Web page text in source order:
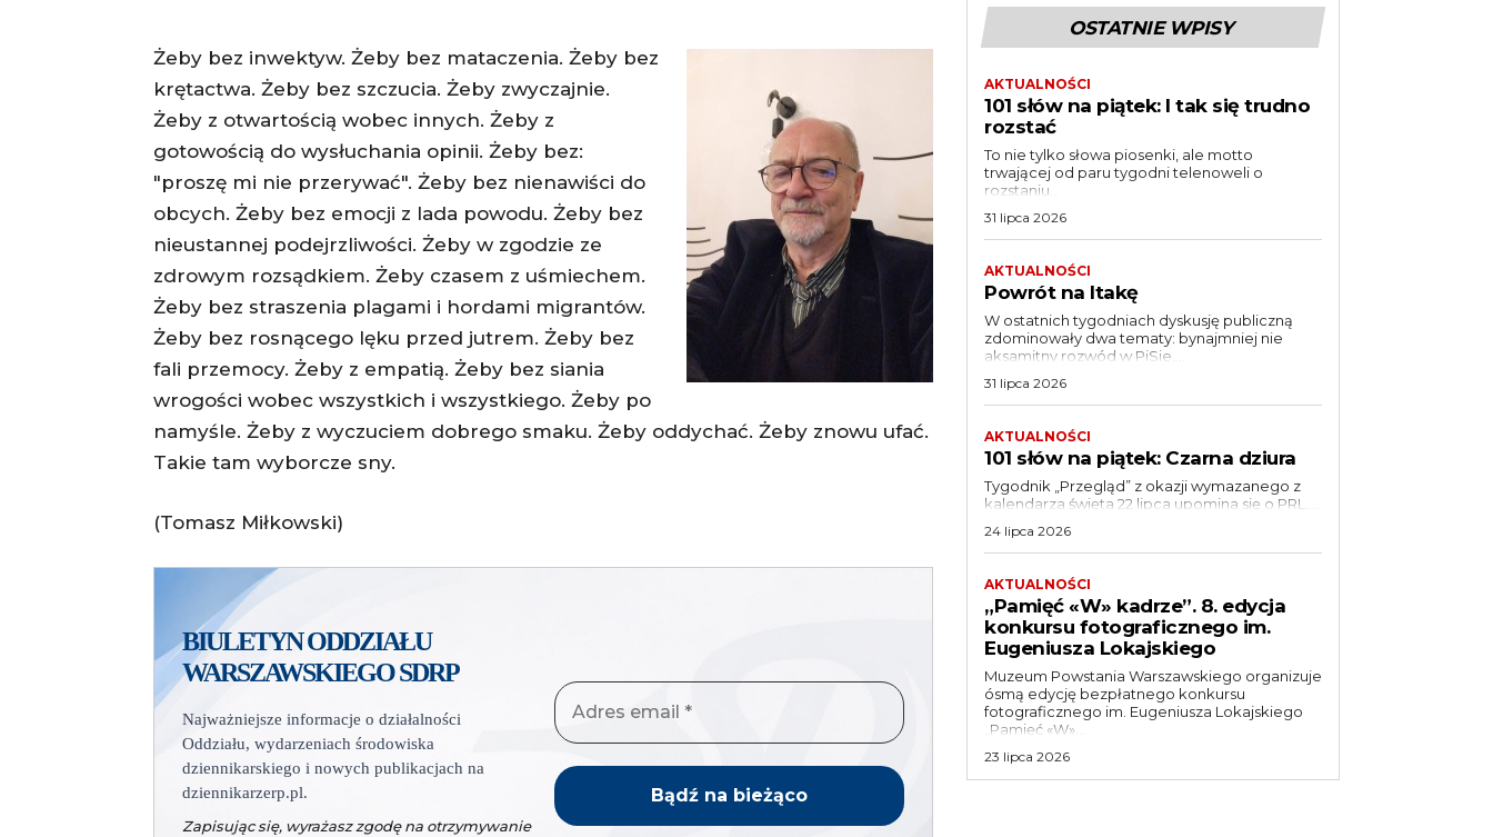
Żeby bez inwektyw. Żeby bez mataczenia. Żeby bez
krętactwa. Żeby bez szczucia. Żeby zwyczajnie.
Żeby z otwartością wobec innych. Żeby z
gotowością do wysłuchania opinii. Żeby bez:
"proszę mi nie przerywać". Żeby bez nienawiści do
obcych. Żeby bez emocji z lada powodu. Żeby bez
nieustannej podejrzliwości. Żeby w zgodzie ze
zdrowym rozsądkiem. Żeby czasem z uśmiechem.
Żeby bez straszenia plagami i hordami migrantów.
Żeby bez rosnącego lęku przed jutrem. Żeby bez
fali przemocy. Żeby z empatią. Żeby bez siania
wrogości wobec wszystkich i wszystkiego. Żeby po
namyśle. Żeby z wyczuciem dobrego smaku. Żeby oddychać. Żeby znowu ufać.
Takie tam wyborcze sny.
(Tomasz Miłkowski)
BIULETYN ODDZIAŁU
WARSZAWSKIEGO SDRP
Najważniejsze informacje o działalności
Oddziału, wydarzeniach środowiska
dziennikarskiego i nowych publikacjach na
dziennikarzerp.pl.
Zapisując się, wyrażasz zgodę na otrzymywanie
OSTATNIE WPISY
AKTUALNOŚCI
101 słów na piątek: I tak się trudno
rozstać
To nie tylko słowa piosenki, ale motto
trwającej od paru tygodni telenoweli o
rozstaniu...
31 lipca 2026
AKTUALNOŚCI
Powrót na Itakę
W ostatnich tygodniach dyskusję publiczną
zdominowały dwa tematy: bynajmniej nie
aksamitny rozwód w PiSie,...
31 lipca 2026
AKTUALNOŚCI
101 słów na piątek: Czarna dziura
Tygodnik „Przegląd” z okazji wymazanego z
kalendarza święta 22 lipca upomina się o PRL....
24 lipca 2026
AKTUALNOŚCI
„Pamięć «W» kadrze”. 8. edycja
konkursu fotograficznego im.
Eugeniusza Lokajskiego
Muzeum Powstania Warszawskiego organizuje
ósmą edycję bezpłatnego konkursu
fotograficznego im. Eugeniusza Lokajskiego
„Pamięć «W»...
23 lipca 2026